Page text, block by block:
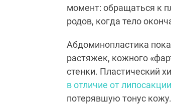
момент: обращаться к
родов, когда тело
Абдоминопластика
растяжек, кожного
стенки. Пластический
в отличие от липосакции
потерявшую тонус